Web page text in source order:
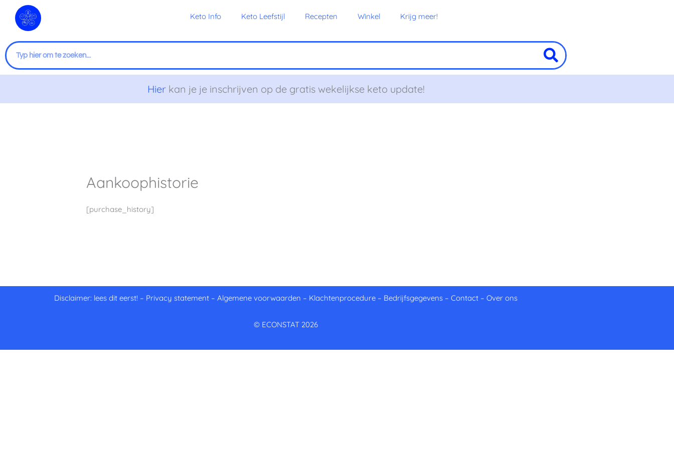
naar
inhoud
Keto Info Keto Leefstijl Recepten Winkel Krijg meer!
Zoeken
Hierkan je je inschrijven op de gratis wekelijkse keto update!
Aankoophistorie
[purchase_history]
Disclaimer: lees dit eerst! – Privacy statement – Algemene voorwaarden – Klachtenprocedure – Bedrijfsgegevens – Contact – Over ons
© ECONSTAT 2026